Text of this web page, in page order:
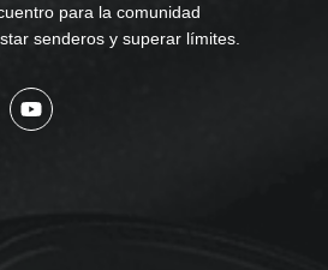
para la comunidad
senderos y superar límites.